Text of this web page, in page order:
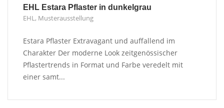
EHL Estara Pflaster in dunkelgrau
EHL, Musterausstellung
Estara Pflaster Extravagant und auffallend im
Charakter Der moderne Look zeitgenössischer
Pflastertrends in Format und Farbe veredelt mit
einer samt...